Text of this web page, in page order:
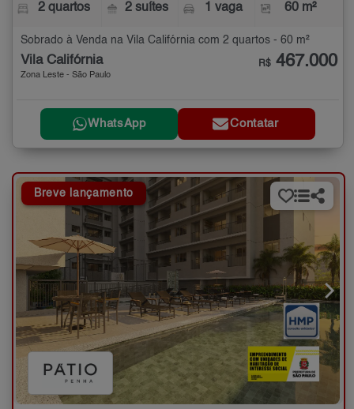
2 quartos 2 suítes 1 vaga 60 m²
Sobrado à Venda na Vila Califórnia com 2 quartos - 60 m²
Vila Califórnia
Zona Leste - São Paulo
R$ 467.000
WhatsApp Contatar
Breve lançamento